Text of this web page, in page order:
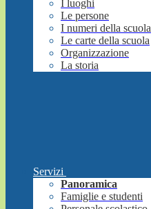
I luoghi
Le persone
I numeri della scuola
Le carte della scuola
Organizzazione
La storia
Servizi
Panoramica
Famiglie e studenti